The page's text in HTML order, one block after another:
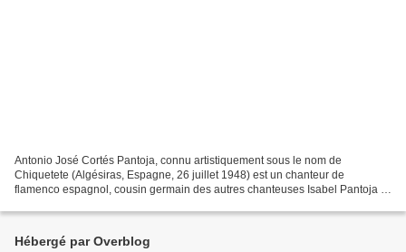
Antonio José Cortés Pantoja, connu artistiquement sous le nom de
Chiquetete (Algésiras, Espagne, 26 juillet 1948) est un chanteur de
flamenco espagnol, cousin germain des autres chanteuses Isabel Pantoja et
Hébergé par Overblog